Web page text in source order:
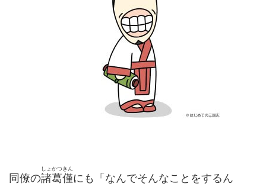
同僚の諸葛僅
しょかつきん
にも「なんでそんなことをするん